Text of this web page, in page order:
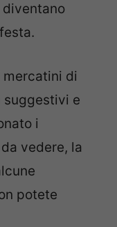
mercatini di
suggestivi e
i
da vedere, la
potete